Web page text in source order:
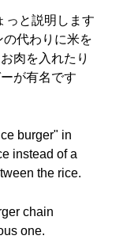
っと説明します
代わりに米を
肉を入れたり
が有名です
burger" in
instead of a
the rice.
chain
one.